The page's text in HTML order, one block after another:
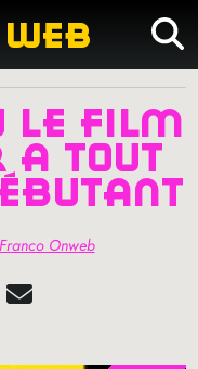
web
à tout
Franco Onweb